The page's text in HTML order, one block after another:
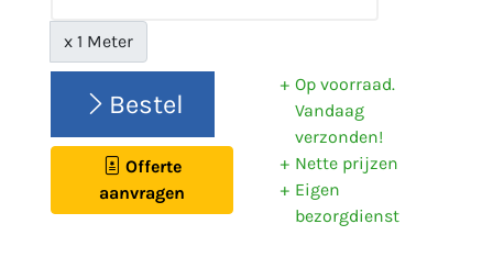
x 1 Meter
Bestel
Offerte
aanvragen
Op voorraad.
Vandaag
verzonden!
Nette prijzen
Eigen
bezorgdienst